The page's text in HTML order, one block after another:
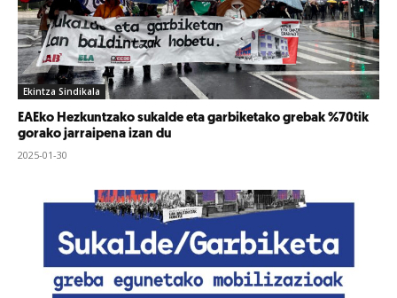
Ekintza Sindikala
EAEko Hezkuntzako sukalde eta garbiketako grebak %70tik
gorako jarraipena izan du
2025-01-30